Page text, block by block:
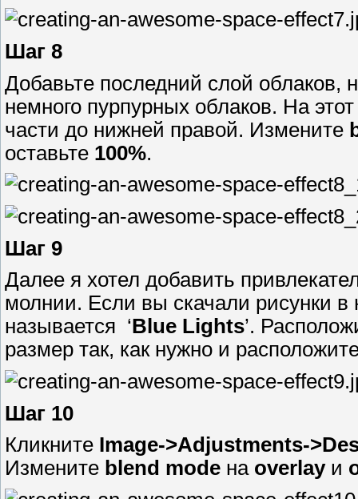
Шаг 8
Добавьте последний слой облаков,
немного пурпурных облаков. На
части до нижней правой. Измените
оставьте 100%.
Шаг 9
Далее я хотел добавить
молнии. Если вы скачали рисунки в
называется ‘Blue Lights’.
размер так, как нужно и
Шаг 10
Кликните Image->Adjustments-
Измените blend mode на overlayи